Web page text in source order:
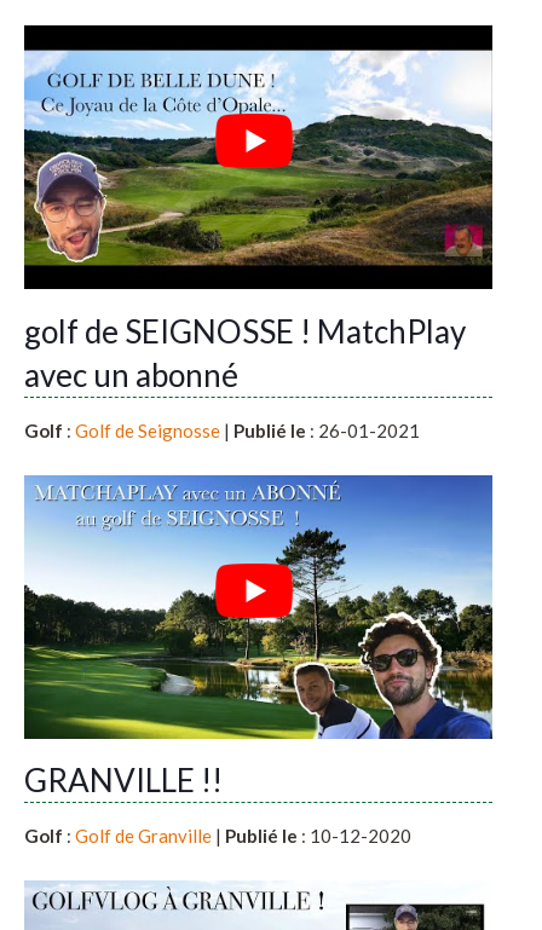
golf de SEIGNOSSE ! MatchPlay
avec un abonné
Golf : Golf de Seignosse | Publié le : 26-01-2021
GRANVILLE !!
Golf : Golf de Granville | Publié le : 10-12-2020